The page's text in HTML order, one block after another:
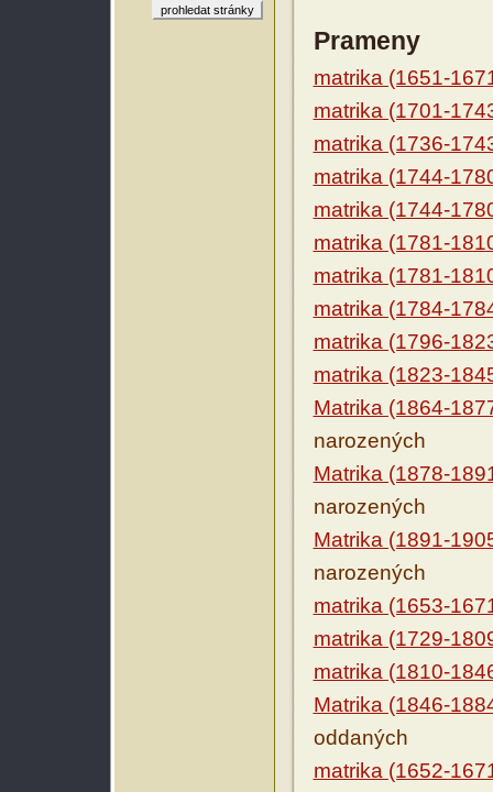
Prameny
matrika (1651-
matrika (1701-
matrika (1736-
matrika (1744-
matrika (1744-
matrika (1781-
matrika (1781-
matrika (1784-
matrika (1796-
matrika (1823-
Matrika (1864-
narozených
Matrika (1878-
narozených
Matrika (1891-
narozených
matrika (1653-
matrika (1729-
matrika (1810-
Matrika (1846-
oddaných
matrika (1652-